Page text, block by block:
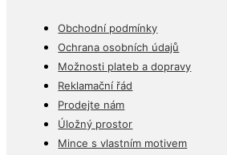
Obchodní podmínky
Ochrana osobních údajů
Možnosti plateb a dopravy
Reklamační řád
Prodejte nám
Úložný prostor
Mince s vlastním motivem